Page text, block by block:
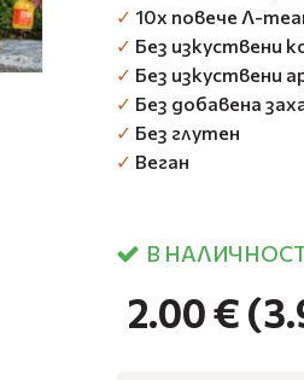
✓ 10х повече Л-
✓ Без изкуствени
✓ Без изкуствени
✓ Без добавена
✓ Без глутен
✓ Веган
В
2.00 €